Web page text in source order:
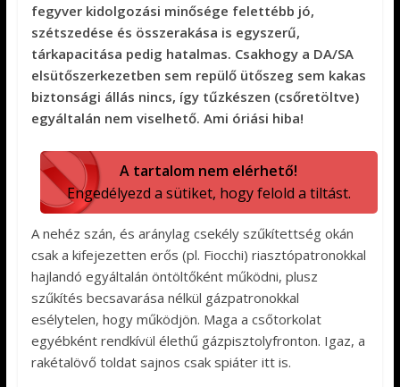
fegyver kidolgozási minősége felettébb jó,
szétszedése és összerakása is egyszerű,
tárkapacitása pedig hatalmas. Csakhogy a DA/SA
elsütőszerkezetben sem repülő ütőszeg sem kakas
biztonsági állás nincs, így tűzkészen (csőretöltve)
egyáltalán nem viselhető. Ami óriási hiba!
A tartalom nem elérhető!
Engedélyezd a sütiket, hogy felold a tiltást.
A nehéz szán, és aránylag csekély szűkítettség okán
csak a kifejezetten erős (pl. Fiocchi) riasztópatronokkal
hajlandó egyáltalán öntöltőként működni, plusz
szűkítés becsavarása nélkül gázpatronokkal
esélytelen, hogy működjön. Maga a csőtorkolat
egyébként rendkívül élethű gázpisztolyfronton. Igaz, a
rakétalövő toldat sajnos csak spiáter itt is.